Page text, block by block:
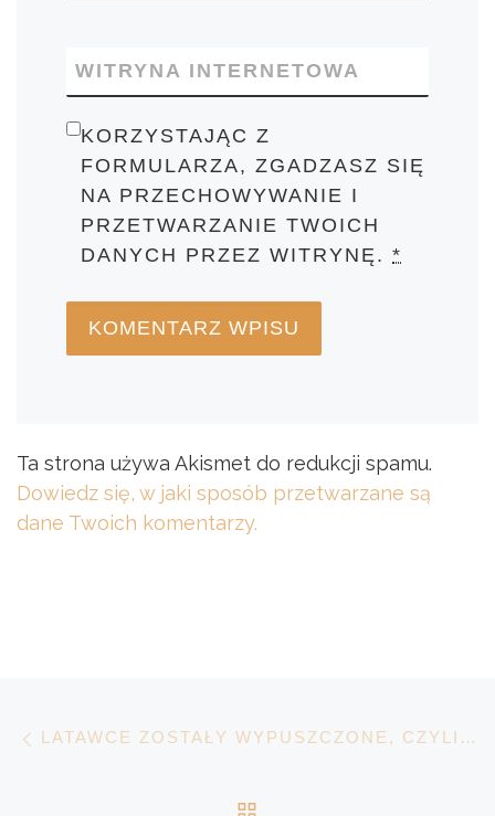
WITRYNA INTERNETOWA
KORZYSTAJĄC Z
FORMULARZA, ZGADZASZ SIĘ
NA PRZECHOWYWANIE I
PRZETWARZANIE TWOICH
DANYCH PRZEZ WITRYNĘ.*
Ta strona używa Akismet do redukcji spamu.
Dowiedz się, w jaki sposób przetwarzane są
dane Twoich komentarzy.
Nawigacja wpisu LATAWCE ZOSTAŁY WYPUSZCZONE, CZYLI STRONA BIERNA NA WESOŁO ;)